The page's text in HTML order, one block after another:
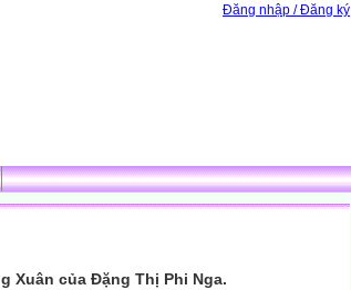
Đăng nhập / Đăng ký
Xuân của Đặng Thị Phi Nga.